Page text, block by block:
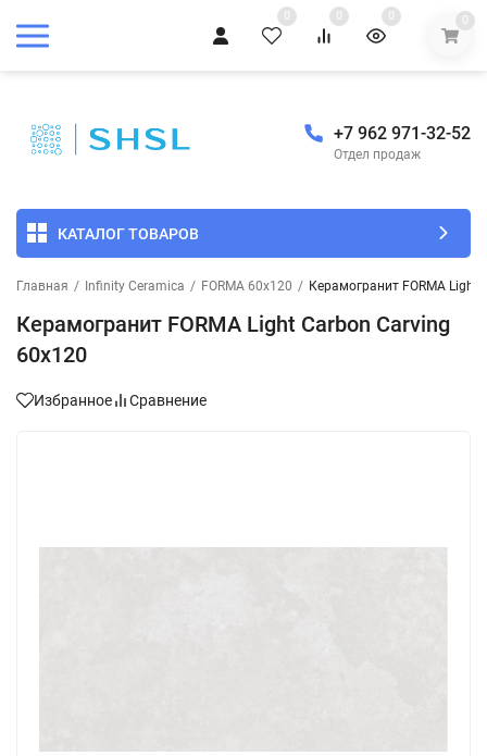
0 0 0 0
+7 962 971-32-52
Отдел продаж
КАТАЛОГ ТОВАРОВ
Главная / Infinity Ceramica / FORMA 60x120 / Керамогранит FORMA Light
Керамогранит FORMA Light Carbon Carving
60x120
Избранное Сравнение